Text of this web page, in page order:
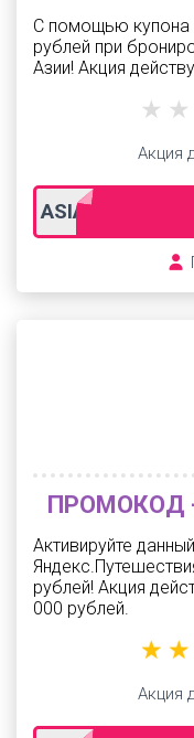
С помощью купона
рублей при
Азии! Акция
ASIA5000
Акция
ПРОМОКОД -
Активируйте
рублей! Акция
000 рублей.
Акция